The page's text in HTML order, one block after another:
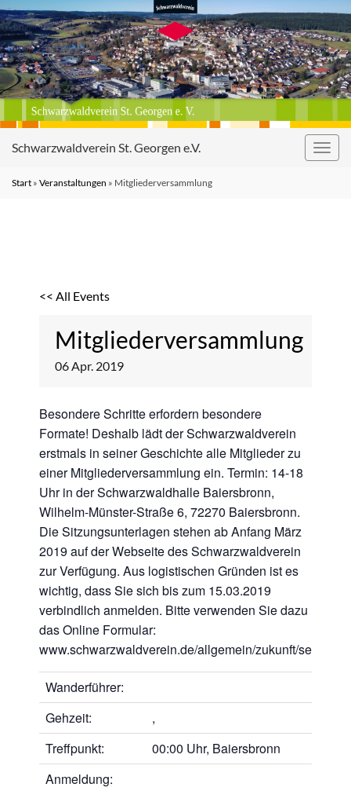
Schwarzwaldverein St. Georgen e.V.
Start » Veranstaltungen » Mitgliederversammlung
<< All Events
Mitgliederversammlung
06Apr. 2019
Besondere Schritte erfordern besondere
Formate! Deshalb lädt der Schwarzwaldverein
erstmals in seiner Geschichte alle Mitglieder zu
einer Mitgliederversammlung ein. Termin: 14-18
Uhr in der Schwarzwaldhalle Baiersbronn,
Wilhelm-Münster-Straße 6, 72270 Baiersbronn.
Die Sitzungsunterlagen stehen ab Anfang März
2019 auf der Webseite des Schwarzwaldverein
zur Verfügung. Aus logistischen Gründen ist es
wichtig, dass Sie sich bis zum 15.03.2019
verbindlich anmelden. Bitte verwenden Sie dazu
das Online Formular:
www.schwarzwaldverein.de/allgemein/zukunft/
Wanderführer:
Gehzeit:
,
Treffpunkt:
00:00 Uhr, Baiersbronn
Anmeldung: